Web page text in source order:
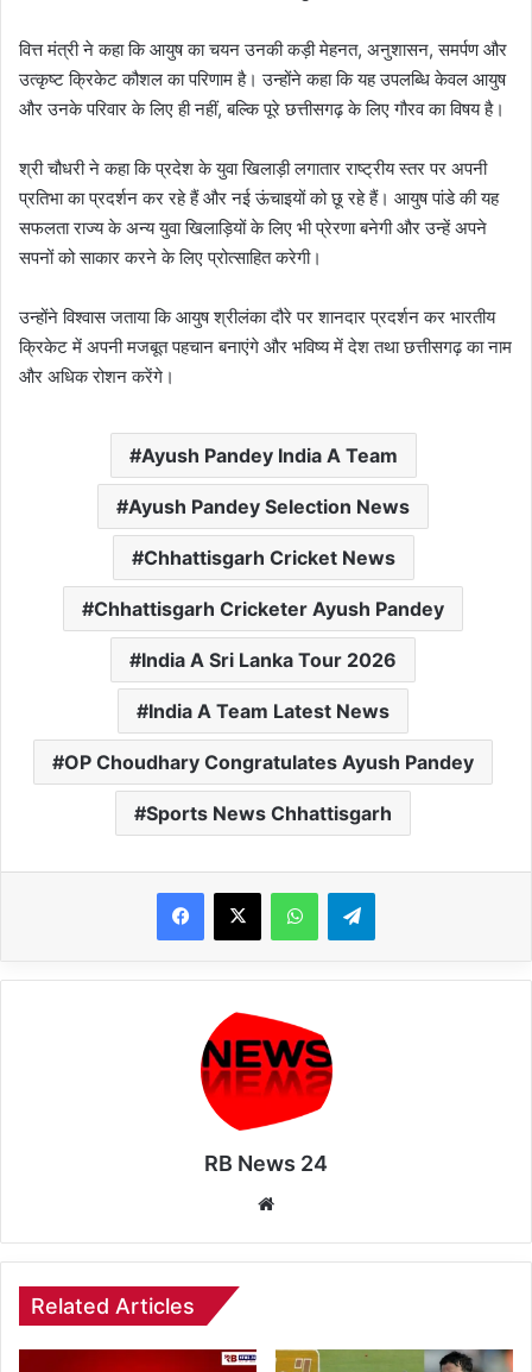
वित्त मंत्री ने कहा कि आयुष का चयन उनकी कड़ी मेहनत, अनुशासन, समर्पण और
उत्कृष्ट क्रिकेट कौशल का परिणाम है। उन्होंने कहा कि यह उपलब्धि केवल आयुष
और उनके परिवार के लिए ही नहीं, बल्कि पूरे छत्तीसगढ़ के लिए गौरव का विषय है।
श्री चौधरी ने कहा कि प्रदेश के युवा खिलाड़ी लगातार राष्ट्रीय स्तर पर अपनी
प्रतिभा का प्रदर्शन कर रहे हैं और नई ऊंचाइयों को छू रहे हैं। आयुष पांडे की यह
सफलता राज्य के अन्य युवा खिलाड़ियों के लिए भी प्रेरणा बनेगी और उन्हें अपने
सपनों को साकार करने के लिए प्रोत्साहित करेगी।
उन्होंने विश्वास जताया कि आयुष श्रीलंका दौरे पर शानदार प्रदर्शन कर भारतीय
क्रिकेट में अपनी मजबूत पहचान बनाएंगे और भविष्य में देश तथा छत्तीसगढ़ का नाम
और अधिक रोशन करेंगे।
Ayush Pandey India A Team
Ayush Pandey Selection News
Chhattisgarh Cricket News
Chhattisgarh Cricketer Ayush Pandey
India A Sri Lanka Tour 2026
India A Team Latest News
OP Choudhary Congratulates Ayush Pandey
Sports News Chhattisgarh
WhatsAppTelegram
RB News 24
Related Articles